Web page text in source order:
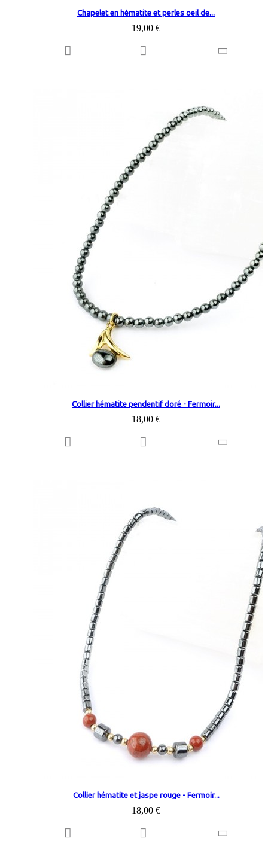
Chapelet en hématite et perles oeil de...
19,00 €
Collier hématite pendentif doré - Fermoir...
18,00 €
Collier hématite et jaspe rouge - Fermoir...
18,00 €